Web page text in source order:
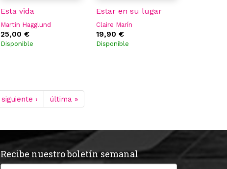
Esta vida
Martin Hagglund
25,00 €
Disponible
Estar en su lugar
Claire Marín
19,90 €
Disponible
siguiente › última »
Recibe nuestro boletín semanal